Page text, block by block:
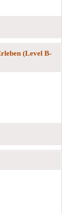
(Level B-